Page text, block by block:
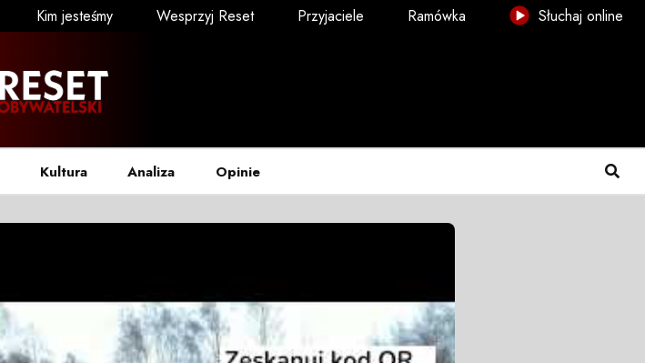
Kim jesteśmy Wesprzyj Reset Przyjaciele Ramówka Słuchaj online
Kultura Analiza Opinie